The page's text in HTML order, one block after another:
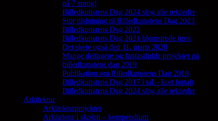
på 7 sprog!
Billedkunstens Dag 2024 slog alle rekorder
Stor tilslutning til Billedkunstens Dag 2023
Billedkunstens Dag 2022
Billedkunstens Dag 2021 blomstrede igen
Det skete også den 11. marts 2020
Mange deltagere og fantasifulde projekter på
billedkunstens dag 2019
Publikation om Billedkunstens Dag 2018
Billedkunstens Dag 2017 i tal – kort fortalt
Billedkunstens Dag 2024 slog alle rekorder
Arkitektur
Arkitekturprojekter
Arkitektur i skolen – kompendium